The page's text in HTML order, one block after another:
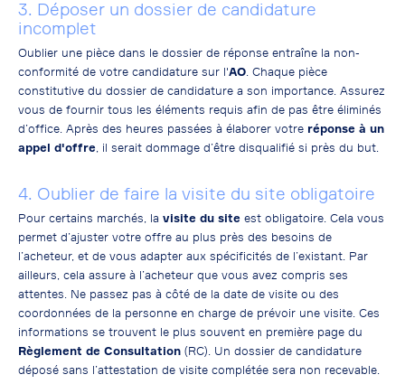
3. Déposer un dossier de candidature
incomplet
Oublier une pièce dans le dossier de réponse entraîne la non-
conformité de votre candidature sur l'AO . Chaque pièce
constitutive du dossier de candidature a son importance. Assurez
vous de fournir tous les éléments requis afin de pas être éliminés
d’office. Après des heures passées à élaborer votre réponse à un
appel d'offre , il serait dommage d’être disqualifié si près du but.
4. Oublier de faire la visite du site obligatoire
Pour certains marchés, la visite du site est obligatoire. Cela vous
permet d’ajuster votre offre au plus près des besoins de
l’acheteur, et de vous adapter aux spécificités de l’existant. Par
ailleurs, cela assure à l’acheteur que vous avez compris ses
attentes. Ne passez pas à côté de la date de visite ou des
coordonnées de la personne en charge de prévoir une visite. Ces
informations se trouvent le plus souvent en première page du
Règlement de Consultation (RC). Un dossier de candidature
déposé sans l’attestation de visite complétée sera non recevable.